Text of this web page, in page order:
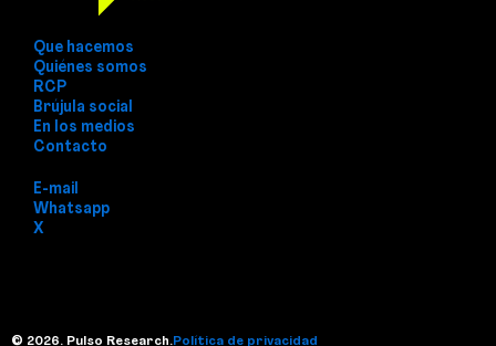
Que hacemos
Quiénes somos
RCP
Brújula social
En los medios
Contacto
E-mail
Whatsapp
X
© 2026. Pulso Research.Política de privacidad